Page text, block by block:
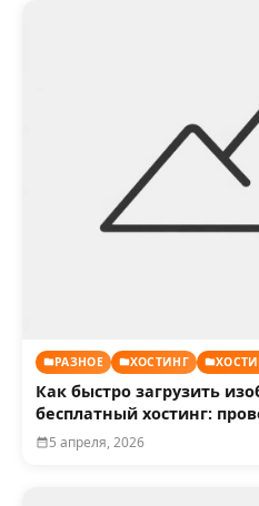
РАЗНОЕ ХОСТИНГ
Как быстро загрузить
бесплатный хостинг:
5 апреля, 2026